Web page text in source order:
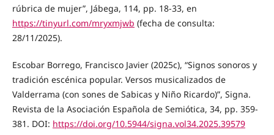
rúbrica de mujer”, Jábega, 114, pp. 18-33, en
https://tinyurl.com/mryxmjwb (fecha de consulta:
28/11/2025).
Escobar Borrego, Francisco Javier (2025c), “Signos sonoros y
tradición escénica popular. Versos musicalizados de
Valderrama (con sones de Sabicas y Niño Ricardo)”, Signa.
Revista de la Asociación Española de Semiótica, 34, pp. 359-
381. DOI: https://doi.org/10.5944/signa.vol34.2025.39579